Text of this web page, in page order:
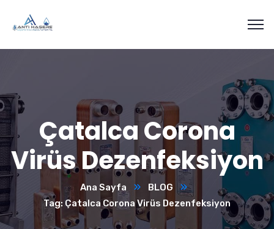
Çatalca Corona
Virüs Dezenfeksiyon
Ana Sayfa
BLOG
Tag: Çatalca Corona Virüs Dezenfeksiyon